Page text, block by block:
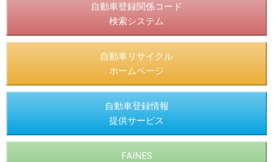
自動車登録関係コード
検索システム
自動車リサイクル
ホームページ
自動車登録情報
提供サービス
FAINES